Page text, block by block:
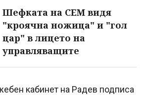
Шефката на СЕМ видя
"кроячна ножица" и "гол
цар" в лицето на
управляващите
кабинет на Радев подписа